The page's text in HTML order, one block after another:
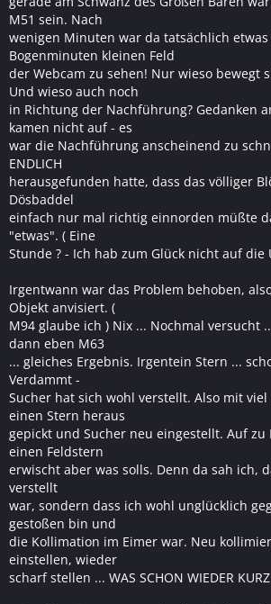
M51 sein. Nach
wenigen Minuten war da tatsächlich etwas
Bogenminuten kleinen Feld
der Webcam zu sehen! Nur wieso bewegt
Und wieso auch noch
in Richtung der Nachführung? Gedanken
kamen nicht auf - es
war die Nachführung anscheinend zu
ENDLICH
herausgefunden hatte, dass das völliger
Dösbaddel
einfach nur mal richtig einnorden müßte
"etwas". ( Eine
Stunde ? - Ich hab zum Glück nicht auf die
Irgentwann war das Problem behoben,
Objekt anvisiert. (
M94 glaube ich ) Nix ... Nochmal versucht
dann eben M63
... gleiches Ergebnis. Irgentein Stern ...
Verdammt -
Sucher hat sich wohl verstellt. Also mit
einen Stern heraus
gepickt und Sucher neu eingestellt. Auf zu
einen Feldstern
erwischt aber was solls. Denn da sah ich,
verstellt
war, sondern dass ich wohl unglücklich
gestoßen bin und
die Kollimation im Eimer war. Neu
einstellen, wieder
scharf stellen ... WAS SCHON WIEDER KURZ